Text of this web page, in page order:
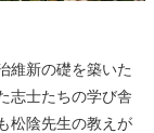
維新の礎を築いた
志士たちの学び舎
松陰先生の教えが